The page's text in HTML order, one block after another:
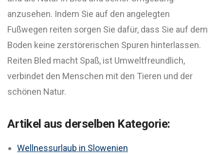
anzusehen. Indem Sie auf den angelegten
Fußwegen reiten sorgen Sie dafür, dass Sie auf dem
Boden keine zerstörerischen Spuren hinterlassen.
Reiten Bled macht Spaß, ist Umweltfreundlich,
verbindet den Menschen mit den Tieren und der
schönen Natur.
Artikel aus derselben Kategorie:
Wellnessurlaub in Slowenien